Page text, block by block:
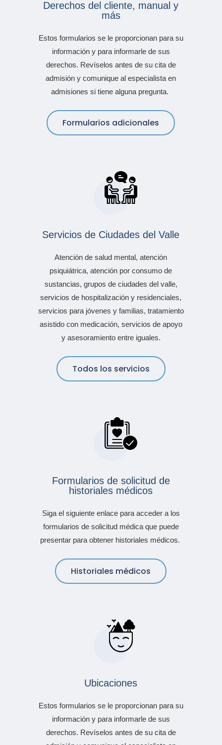
Derechos del cliente, manual y
más
Estos formularios se le proporcionan para su
información y para informarle de sus
derechos. Revíselos antes de su cita de
admisión y comunique al especialista en
admisiones si tiene alguna pregunta.
Formularios adicionales
Servicios de Ciudades del Valle
Atención de salud mental, atención
psiquiátrica, atención por consumo de
sustancias, grupos de ciudades del valle,
servicios de hospitalización y residenciales,
servicios para jóvenes y familias, tratamiento
asistido con medicación, servicios de apoyo
y asesoramiento entre iguales.
Todos los servicios
Formularios de solicitud de
historiales médicos
Siga el siguiente enlace para acceder a los
formularios de solicitud médica que puede
presentar para obtener historiales médicos.
Historiales médicos
Ubicaciones
Estos formularios se le proporcionan para su
información y para informarle de sus
derechos. Revíselos antes de su cita de